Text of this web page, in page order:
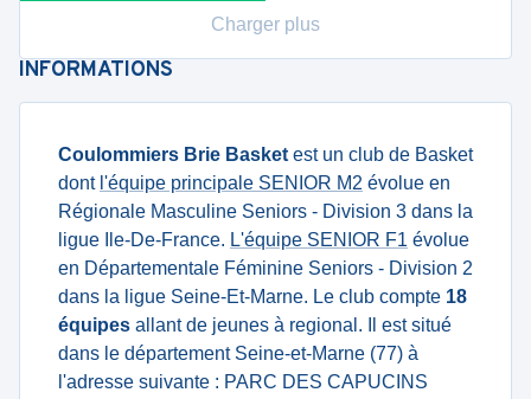
Charger plus
INFORMATIONS
Coulommiers Brie Basket est un club de Basket
dont l'équipe principale SENIOR M2 évolue en
Régionale Masculine Seniors - Division 3 dans la
ligue Ile-De-France. L'équipe SENIOR F1 évolue
en Départementale Féminine Seniors - Division 2
dans la ligue Seine-Et-Marne. Le club compte 18
équipes allant de jeunes à regional. Il est situé
dans le département Seine-et-Marne (77) à
l'adresse suivante : PARC DES CAPUCINS